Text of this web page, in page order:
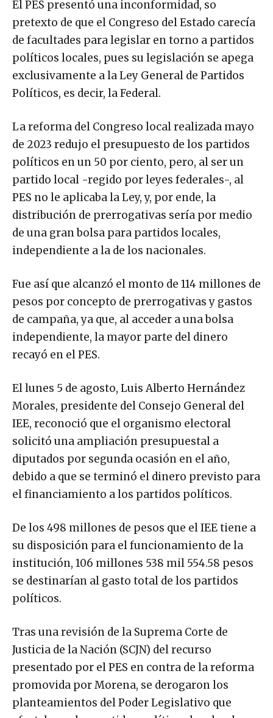
El PES presentó una inconformidad, so
pretexto de que el Congreso del Estado carecía
de facultades para legislar en torno a partidos
políticos locales, pues su legislación se apega
exclusivamente a la Ley General de Partidos
Políticos, es decir, la Federal.
La reforma del Congreso local realizada mayo
de 2023 redujo el presupuesto de los partidos
políticos en un 50 por ciento, pero, al ser un
partido local -regido por leyes federales-, al
PES no le aplicaba la Ley, y, por ende, la
distribución de prerrogativas sería por medio
de una gran bolsa para partidos locales,
independiente a la de los nacionales.
Fue así que alcanzó el monto de 114 millones de
pesos por concepto de prerrogativas y gastos
de campaña, ya que, al acceder a una bolsa
independiente, la mayor parte del dinero
recayó en el PES.
El lunes 5 de agosto, Luis Alberto Hernández
Morales, presidente del Consejo General del
IEE, reconoció que el organismo electoral
solicitó una ampliación presupuestal a
diputados por segunda ocasión en el año,
debido a que se terminó el dinero previsto para
el financiamiento a los partidos políticos.
De los 498 millones de pesos que el IEE tiene a
su disposición para el funcionamiento de la
institución, 106 millones 538 mil 554.58 pesos
se destinarían al gasto total de los partidos
políticos.
Tras una revisión de la Suprema Corte de
Justicia de la Nación (SCJN) del recurso
presentado por el PES en contra de la reforma
promovida por Morena, se derogaron los
planteamientos del Poder Legislativo que